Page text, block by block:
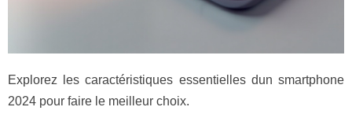
Explorez les caractéristiques essentielles dun smartphone
2024 pour faire le meilleur choix.